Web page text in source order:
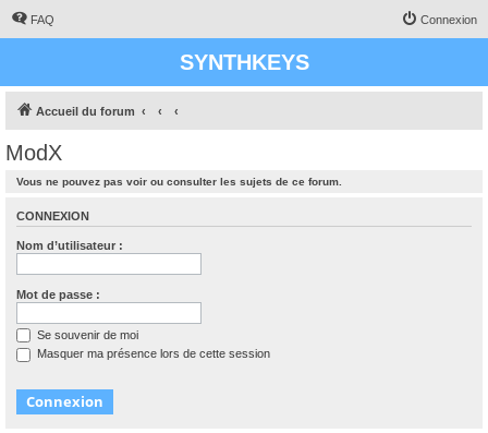
FAQ Connexion
SYNTHKEYS
Accueil du forum
ModX
Vous ne pouvez pas voir ou consulter les sujets de ce forum.
CONNEXION
Nom d’utilisateur :
Mot de passe :
Se souvenir de moi
Masquer ma présence lors de cette session